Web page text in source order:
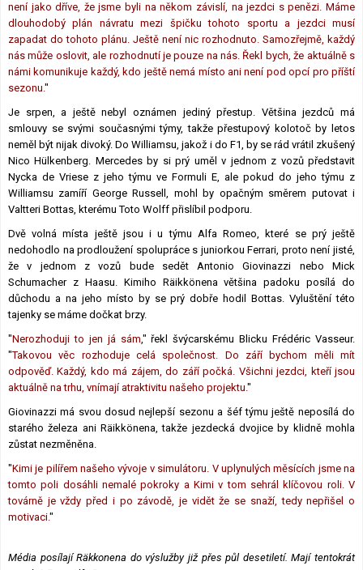
není jako dříve, že jsme byli na někom závislí, na jezdci s penězi. Máme
dlouhodobý plán návratu mezi špičku tohoto sportu a jezdci musí
zapadat do tohoto plánu. Ještě není nic rozhodnuto. Samozřejmě, každý
nás může oslovit, ale rozhodnutí je pouze na nás. Řekl bych, že aktuálně s
námi komunikuje každý, kdo ještě nemá místo ani není pod opcí pro příští
sezonu."
Je srpen, a ještě nebyl oznámen jediný přestup. Většina jezdců má
smlouvy se svými současnými týmy, takže přestupový kolotoč by letos
neměl být nijak divoký. Do Williamsu, jakož i do F1, by se rád vrátil zkušený
Nico Hülkenberg. Mercedes by si prý uměl v jednom z vozů představit
Nycka de Vriese z jeho týmu ve Formuli E, ale pokud do jeho týmu z
Williamsu zamíří George Russell, mohl by opačným směrem putovat i
Valtteri Bottas, kterému Toto Wolff přislíbil podporu.
Dvě volná místa ještě jsou i u týmu Alfa Romeo, které se prý ještě
nedohodlo na prodloužení spolupráce s juniorkou Ferrari, proto není jisté,
že v jednom z vozů bude sedět Antonio Giovinazzi nebo Mick
Schumacher z Haasu. Kimiho Räikkönena většina padoku posílá do
důchodu a na jeho místo by se prý dobře hodil Bottas. Vyluštění této
tajenky se máme dočkat brzy.
"Nerozhoduji to jen já sám," řekl švýcarskému Blicku Frédéric Vasseur.
"Takovou věc rozhoduje celá společnost. Do září bychom měli mít
odpověď. Každý, kdo má zájem, do září počká. Všichni jezdci, kteří jsou
aktuálně na trhu, vnímají atraktivitu našeho projektu."
Giovinazzi má svou dosud nejlepší sezonu a šéf týmu ještě neposílá do
starého železa ani Räikkönena, takže jezdecká dvojice by klidně mohla
zůstat nezměněna.
"Kimi je pilířem našeho vývoje v simulátoru. V uplynulých měsících jsme na
tomto poli dosáhli nemalé pokroky a Kimi v tom sehrál klíčovou roli. V
továrně je vždy před i po závodě, je vidět že se snaží, tedy nepřišel o
motivaci."
Média posílají Räkkonena do výslužby již přes půl desetiletí. Mají tentokrát